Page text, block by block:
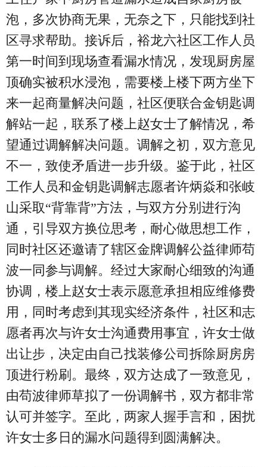
泡，多次协商无果，无奈之下，只能找到社
区寻求帮助。接诉后，裕龙六社区工作人员
第一时间到现场查看漏水情况，发现厨房屋
顶确实被积水浸泡，需要楼上楼下两方坐下
来一起商量解决问题，社区便联合金钥匙调
解站一起，联系了楼上赵女士了解情况，希
望通过调解解决问题。调解之初，双方意见
不一，致使矛盾进一步升级。鉴于此，社区
工作人员和金钥匙调解志愿者许炳焱和张岐
山采取“背靠背”方法，与双方分别进行沟
通，引导双方换位思考，耐心做思想工作，
同时社区还邀请了辖区金牌调解公益律师苟
波一同参与调解。经过大家耐心细致的沟通
协调，楼上赵女士表示愿意承担相应维修费
用，同时考虑到其现实经济条件，社区和志
愿者再次与许女士沟通费用事宜，许女士做
出让步，决定由自己找装修公司拆除厨房房
顶进行粉刷。最终，双方达成了一致意见，
由苟波律师草拟了一份调解书，双方都非常
认可并签字。至此，两家人握手言和，困扰
许女士多日的漏水问题得到圆满解决。